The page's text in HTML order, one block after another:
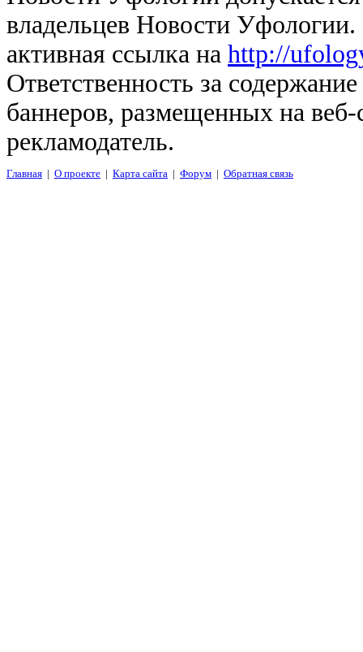
владельцев Новости
активная ссылка на http://
Ответственность за
баннеров, размещенных на
рекламодатель.
Главная | О проекте | Карта сайта | Форум | Обратная связь